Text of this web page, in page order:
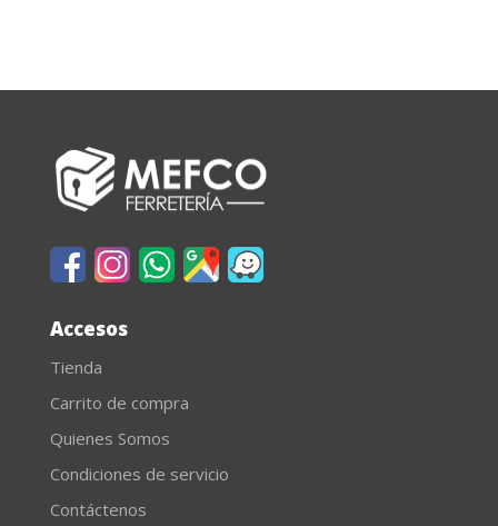
Accesos
Tienda
Carrito de compra
Quienes Somos
Condiciones de servicio
Contáctenos